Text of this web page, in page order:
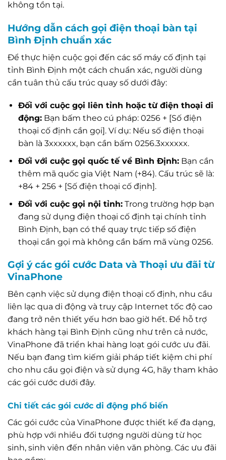
không tồn tại.
Hướng dẫn cách gọi điện thoại bàn tại
Bình Định chuẩn xác
Để thực hiện cuộc gọi đến các số máy cố định tại
tỉnh Bình Định một cách chuẩn xác, người dùng
cần tuân thủ cấu trúc quay số dưới đây:
Đối với cuộc gọi liên tỉnh hoặc từ điện thoại di
động:Bạn bấm theo cú pháp: 0256 + [Số điện
thoại cố định cần gọi]. Ví dụ: Nếu số điện thoại
bàn là 3xxxxxx, bạn cần bấm 0256.3xxxxxx.
Đối với cuộc gọi quốc tế về Bình Định:Bạn cần
thêm mã quốc gia Việt Nam (+84). Cấu trúc sẽ là:
+84 + 256 + [Số điện thoại cố định].
Đối với cuộc gọi nội tỉnh:Trong trường hợp bạn
đang sử dụng điện thoại cố định tại chính tỉnh
Bình Định, bạn có thể quay trực tiếp số điện
thoại cần gọi mà không cần bấm mã vùng 0256.
Gợi ý các gói cước Data và Thoại ưu đãi từ
VinaPhone
Bên cạnh việc sử dụng điện thoại cố định, nhu cầu
liên lạc qua di động và truy cập Internet tốc độ cao
đang trở nên thiết yếu hơn bao giờ hết. Để hỗ trợ
khách hàng tại Bình Định cũng như trên cả nước,
VinaPhone đã triển khai hàng loạt gói cước ưu đãi.
Nếu bạn đang tìm kiếm giải pháp tiết kiệm chi phí
cho nhu cầu gọi điện và sử dụng 4G, hãy tham khảo
các gói cước dưới đây.
Chi tiết các gói cước di động phổ biến
Các gói cước của VinaPhone được thiết kế đa dạng,
phù hợp với nhiều đối tượng người dùng từ học
sinh, sinh viên đến nhân viên văn phòng. Các ưu đãi